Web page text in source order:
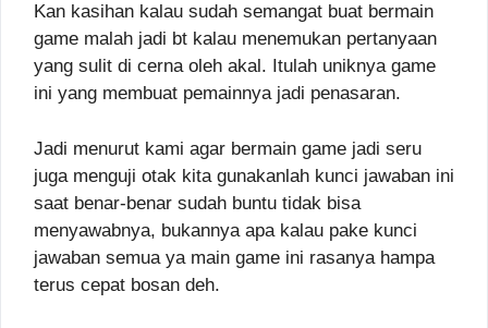
Kan kasihan kalau sudah semangat buat bermain
game malah jadi bt kalau menemukan pertanyaan
yang sulit di cerna oleh akal. Itulah uniknya game
ini yang membuat pemainnya jadi penasaran.
Jadi menurut kami agar bermain game jadi seru
juga menguji otak kita gunakanlah kunci jawaban ini
saat benar-benar sudah buntu tidak bisa
menyawabnya, bukannya apa kalau pake kunci
jawaban semua ya main game ini rasanya hampa
terus cepat bosan deh.